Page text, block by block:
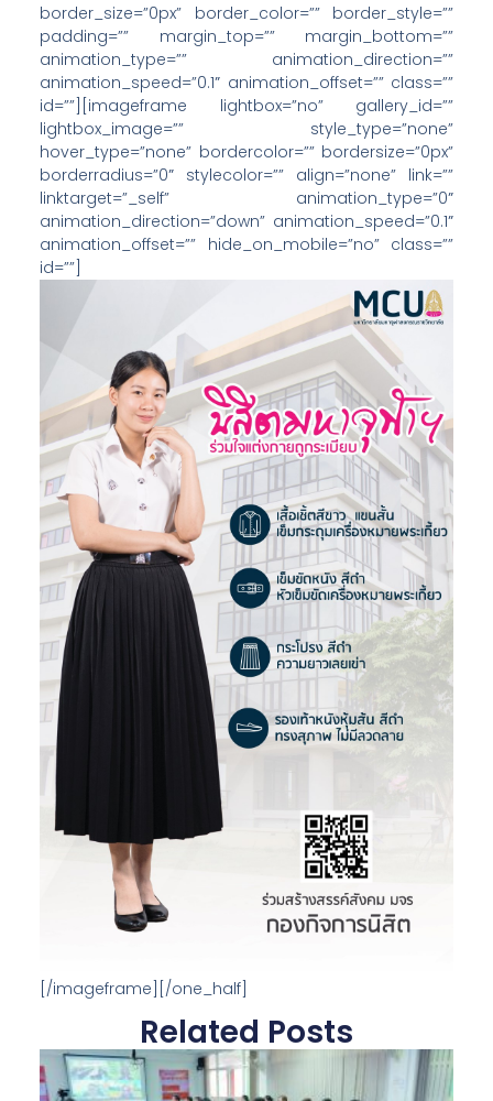
border_size=”0px” border_color=”” border_style=””
padding=”” margin_top=”” margin_bottom=””
animation_type=”” animation_direction=””
animation_speed=”0.1″ animation_offset=”” class=””
id=””][imageframe lightbox=”no” gallery_id=””
lightbox_image=”” style_type=”none”
hover_type=”none” bordercolor=”” bordersize=”0px”
borderradius=”0″ stylecolor=”” align=”none” link=””
linktarget=”_self” animation_type=”0″
animation_direction=”down” animation_speed=”0.1″
animation_offset=”” hide_on_mobile=”no” class=””
id=””]
[/imageframe][/one_half]
Related Posts